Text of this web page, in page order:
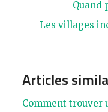
Quand
Les villages
Articles
Comment trouver